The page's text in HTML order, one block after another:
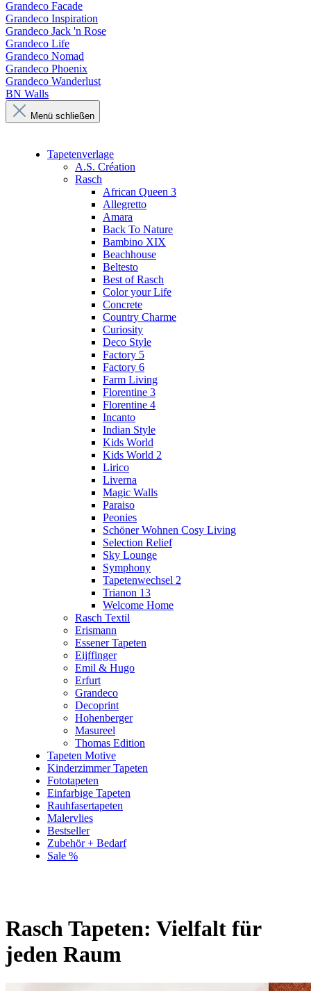
Grandeco Facade
Grandeco Inspiration
Grandeco Jack 'n Rose
Grandeco Life
Grandeco Nomad
Grandeco Phoenix
Grandeco Wanderlust
BN Walls
Menü schließen
Tapetenverlage
A.S. Création
Rasch
African Queen 3
Allegretto
Amara
Back To Nature
Bambino XIX
Beachhouse
Beltesto
Best of Rasch
Color your Life
Concrete
Country Charme
Curiosity
Deco Style
Factory 5
Factory 6
Farm Living
Florentine 3
Florentine 4
Incanto
Indian Style
Kids World
Kids World 2
Lirico
Liverna
Magic Walls
Paraiso
Peonies
Schöner Wohnen Cosy Living
Selection Relief
Sky Lounge
Symphony
Tapetenwechsel 2
Trianon 13
Welcome Home
Rasch Textil
Erismann
Essener Tapeten
Eijffinger
Emil & Hugo
Erfurt
Grandeco
Decoprint
Hohenberger
Masureel
Thomas Edition
Tapeten Motive
Kinderzimmer Tapeten
Fototapeten
Einfarbige Tapeten
Rauhfasertapeten
Malervlies
Bestseller
Zubehör + Bedarf
Sale %
Rasch Tapeten: Vielfalt für
jeden Raum